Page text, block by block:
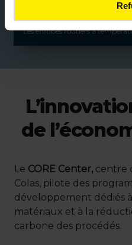
Les enrobés routiers à
de
Le CORE Center, centre
Colas, pilote des
développement dédiés
matériaux et à la
carbone des procédés.